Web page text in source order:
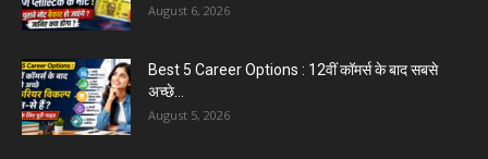
August 6, 2026
Best 5 Career Options : 12वीं कॉमर्स के बाद सबसे
अच्छे...
August 5, 2026